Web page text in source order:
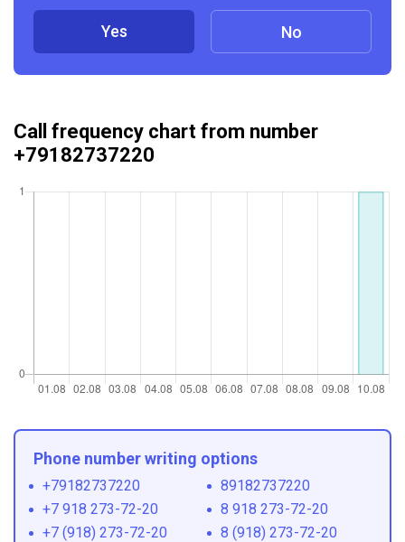
Yes No
Call frequency chart from number
+79182737220
Phone number writing options
+79182737220
89182737220
+7 918 273-72-20
8 918 273-72-20
+7 (918) 273-72-20
8 (918) 273-72-20